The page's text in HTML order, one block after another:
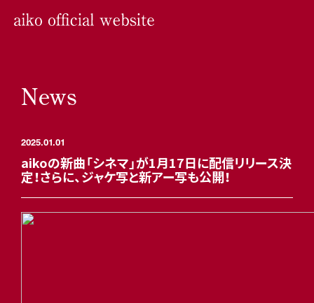
News
2025.01.01
aikoの新曲「シネマ」が1月17日に配信リリース決
定！さらに、ジャケ写と新アー写も公開！